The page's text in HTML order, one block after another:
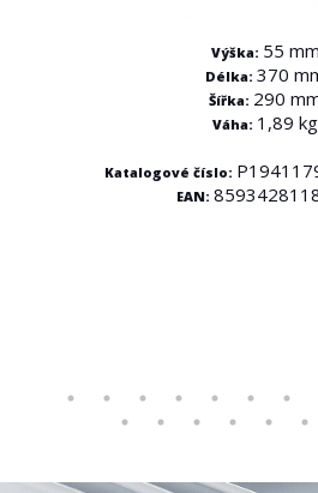
Výška: 55 mm
Délka:370
Šířka: 290
Váha: 1,89 kg
Katalogové číslo:
EAN: